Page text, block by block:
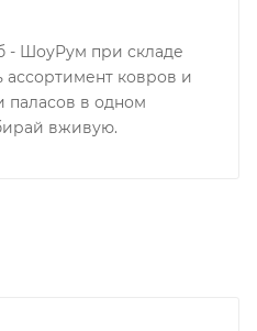
- ШоуРум при складе
ассортимент ковров и
паласов в одном
вживую.